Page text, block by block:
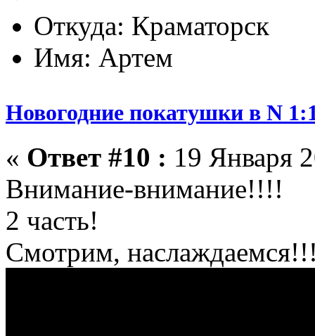
Откуда: Краматорск
Имя: Артем
Новогодние покатушки в N
« Ответ #10 : 19 Января
Внимание-внимание!!!!
2 часть!
Смотрим,